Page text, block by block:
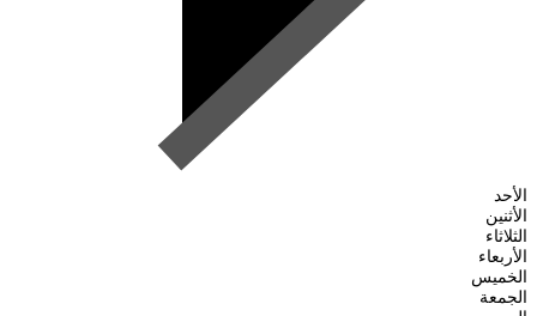
الأحد
الأثنين
الثلاثاء
الأربعاء
الخميس
الجمعة